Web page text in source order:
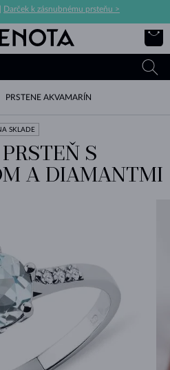
Darček k zásnubnému prsteňu >
PRSTENE AKVAMARÍN
SKLADE
S
A DIAMANTMI